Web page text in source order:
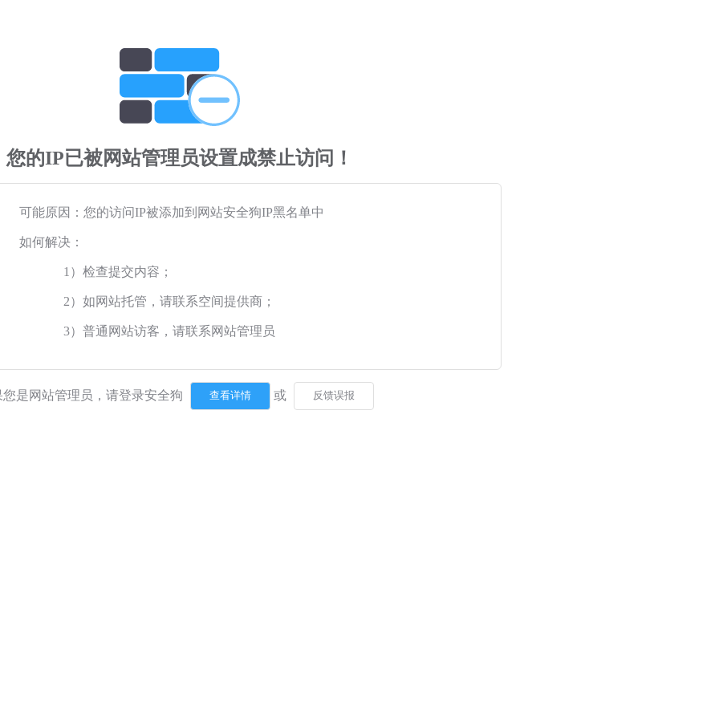
您的IP已被网站管理员设置成禁止访问！
可能原因：您的访问IP被添加到网站安全狗IP黑名单中
如何解决：
1）检查提交内容；
2）如网站托管，请联系空间提供商；
3）普通网站访客，请联系网站管理员
您是网站管理员，请登录安全狗 或